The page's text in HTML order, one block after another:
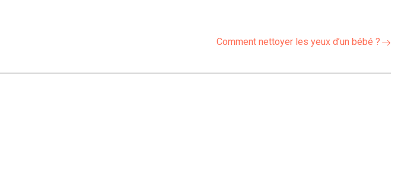
Comment nettoyer les yeux d’un bébé ?